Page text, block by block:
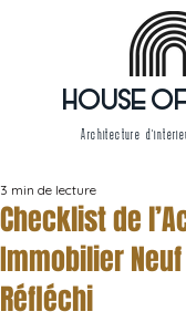
HOUSE
Architecture
Checklist de
Immobilier
Réfléchi
3 min de lecture